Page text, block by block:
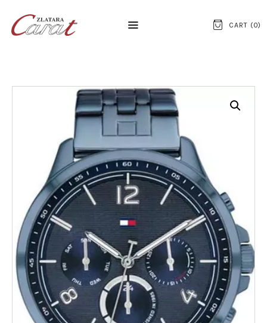
CART (0)
NASLOVNA
O NAMA
KONTAKT
SATOVI
SREBRNI NAKIT
ZLATNI NAKIT